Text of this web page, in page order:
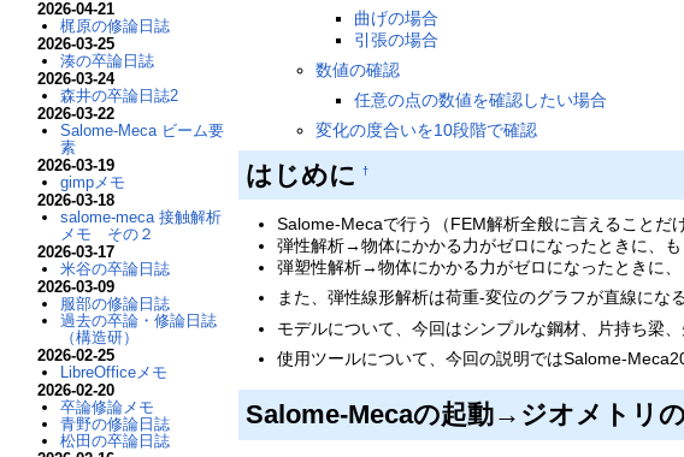
曲げの場合
引張の場合
数値の確認
任意の点の数値を確認したい場合
変化の度合いを10段階で確認
はじめに †
Salome-Mecaで行う（FEM解析全般に言えることだ
弾性解析→物体にかかる力がゼロになったときに、
弾塑性解析→物体にかかる力がゼロになったときに、
また、弾性線形解析は荷重-変位のグラフが直線にな
モデルについて、今回はシンプルな鋼材、片持ち梁、
使用ツールについて、今回の説明ではSalome-
Salome-Mecaの起動→ジオメトリ
2026-04-21
梶原の修論日誌
2026-03-25
湊の卒論日誌
2026-03-24
森井の卒論日誌2
2026-03-22
Salome-Meca ビーム要
素
2026-03-19
gimpメモ
2026-03-18
salome-meca 接触解析
メモ その２
2026-03-17
米谷の卒論日誌
2026-03-09
服部の修論日誌
過去の卒論・修論日誌
（構造研）
2026-02-25
LibreOfficeメモ
2026-02-20
卒論修論メモ
青野の修論日誌
松田の卒論日誌